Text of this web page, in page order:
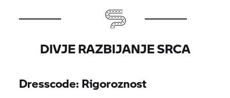
DIVJE RAZBIJANJE SRCA
Dresscode: Rigoroznost